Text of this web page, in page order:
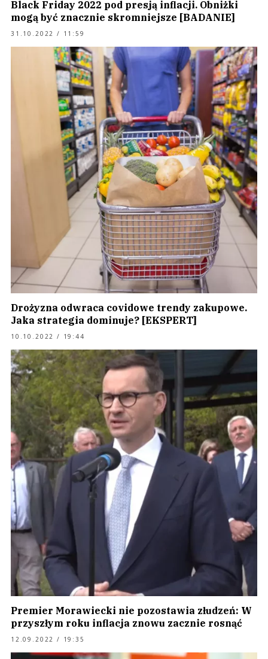
Black Friday 2022 pod presją inflacji. Obniżki
mogą być znacznie skromniejsze [BADANIE]
31.10.2022 / 11:59
Drożyzna odwraca covidowe trendy zakupowe.
Jaka strategia dominuje? [EKSPERT]
10.10.2022 / 19:44
Premier Morawiecki nie pozostawia złudzeń: W
przyszłym roku inflacja znowu zacznie rosnąć
12.09.2022 / 19:35